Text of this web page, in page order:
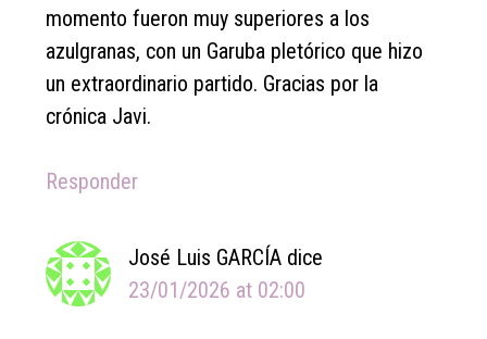
momento fueron muy superiores a los
azulgranas, con un Garuba pletórico que hizo
un extraordinario partido. Gracias por la
crónica Javi.
Responder
José Luis GARCÍA dice
23/01/2026 at 02:00